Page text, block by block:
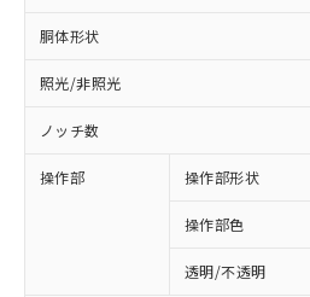
胴体形状
照光/非照光
ノッチ数
操作部 操作部形状
操作部色
透明/不透明